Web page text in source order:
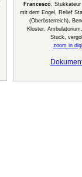
Francesco, Stukkateur
mit dem Engel, Relief
(Oberösterreich),
Kloster,
Stuck,
zoom in